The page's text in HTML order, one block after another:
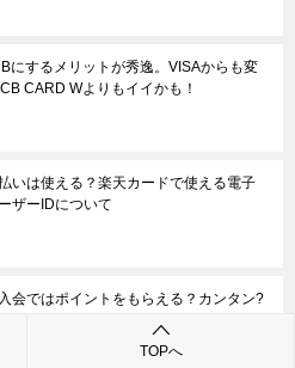
にするメリットが秀逸。VISAからも変
CARD Wよりもイイかも！
いは使える？楽天カードで使える電子
ザーIDについて
会ではポイントをもらえる？カンタン?
TOPへ